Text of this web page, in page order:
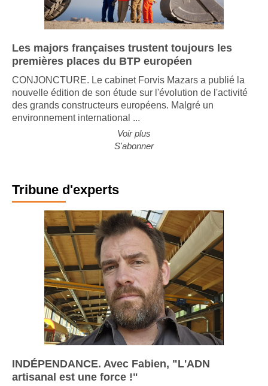
Les majors françaises trustent toujours les
premières places du BTP européen
CONJONCTURE. Le cabinet Forvis Mazars a publié la
nouvelle édition de son étude sur l'évolution de l'activité
des grands constructeurs européens. Malgré un
environnement international ...
Voir plus
S'abonner
Tribune d'experts
INDÉPENDANCE. Avec Fabien, "L'ADN
artisanal est une force !"